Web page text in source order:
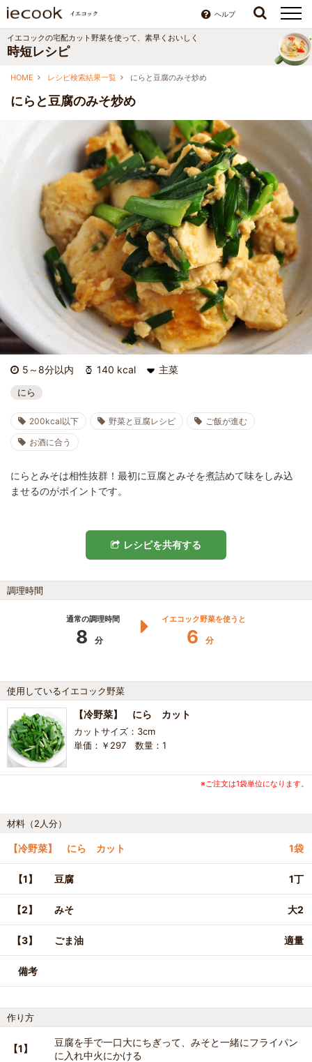
ヘルプ
イエコックの宅配カット野菜を使って、素早くおいしく
時短レシピ
HOME レシピ検索結果一覧 にらと豆腐のみそ炒め
にらと豆腐のみそ炒め
5～8分以内 140 kcal 主菜
にら
200kcal以下 野菜と豆腐レシピ
ご飯が進む
お酒に合う
にらとみそは相性抜群！最初に豆腐とみそを煮詰めて味をしみ込
ませるのがポイントです。
レシピを共有する
調理時間
通常の調理時間
8 分
イエコック野菜を使うと
6 分
使用しているイエコック野菜
【冷野菜】 にら カット
カットサイズ：3cm
単価：￥297 数量：1
※ご注文は1袋単位になります。
材料（2人分）
【冷野菜】 にら カット 1袋
【1】 豆腐 1丁
【2】 みそ 大2
【3】 ごま油 適量
備考
作り方
【1】
豆腐を手で一口大にちぎって、みそと一緒にフライパン
に入れ中火にかける